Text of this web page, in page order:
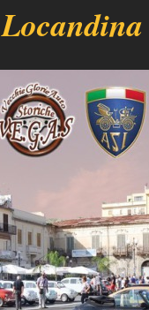
Locandina